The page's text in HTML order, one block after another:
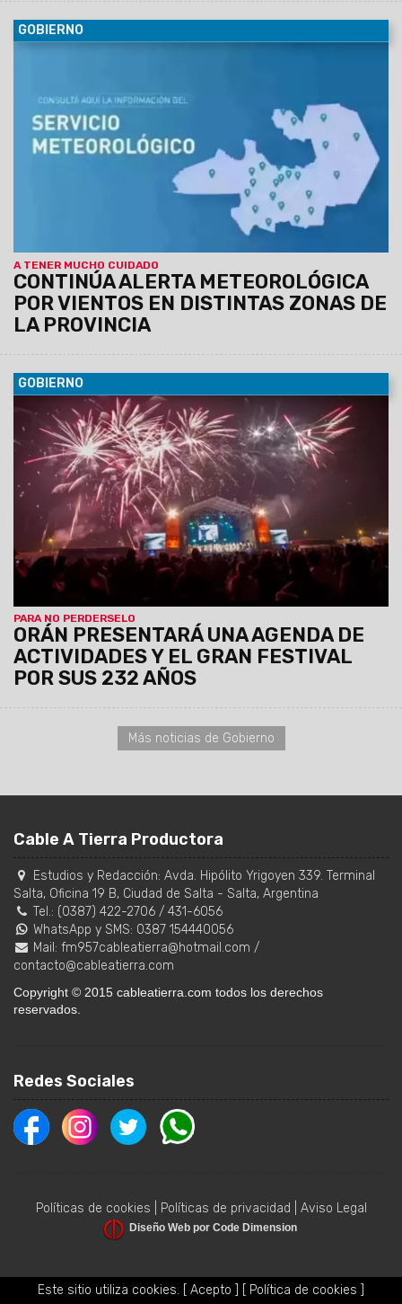
Este sitio utiliza cookies. [ Acepto ] [ Política de cookies ]
GOBIERNO
A TENER MUCHO CUIDADO
CONTINÚA ALERTA METEOROLÓGICA
POR VIENTOS EN DISTINTAS ZONAS DE
LA PROVINCIA
GOBIERNO
PARA NO PERDERSELO
ORÁN PRESENTARÁ UNA AGENDA DE
ACTIVIDADES Y EL GRAN FESTIVAL
POR SUS 232 AÑOS
06/08/2026 La conferencia de prensa se llevará a cabo
este jueves 6 de agosto, a las 11:30, en el Centro Cultural
América de Salta.
Más noticias de Gobierno
Cable A Tierra Productora
Estudios y Redacción: Avda. Hipólito Yrigoyen 339. Terminal
Salta, Oficina 19 B, Ciudad de Salta - Salta, Argentina
Tel.: (0387) 422-2706 / 431-6056
WhatsApp y SMS: 0387 154440056
Mail: fm957cableatierra@hotmail.com /
contacto@cableatierra.com
Copyright © 2015 cableatierra.com todos los derechos
reservados.
Redes Sociales
Políticas de cookies Políticas de privacidad Aviso Legal
Diseño Web por Code Dimension